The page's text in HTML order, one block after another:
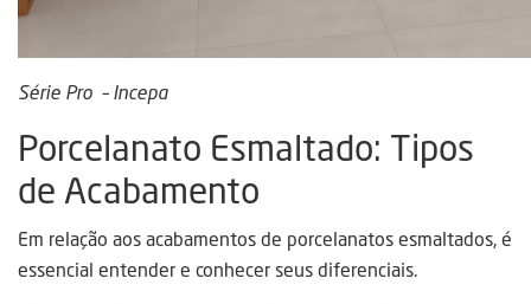
Série Pro – Incepa
Porcelanato Esmaltado: Tipos
de Acabamento
Em relação aos acabamentos de porcelanatos esmaltados, é
essencial entender e conhecer seus diferenciais.